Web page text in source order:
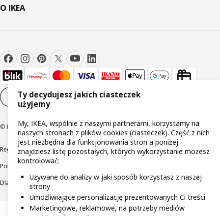
O IKEA
Ustawienia plików cookie PL
© Inter IKEA Systems B.V 1999-2026
RegulaminyPolityka prywatnościWycofane produkty
Polityka odpowiedzialnego ujawniania informacji
Dla akcjonariuszy IKEA Distribution
Ty decydujesz jakich ciasteczek
użyjemy
My, IKEA, wspólnie z naszymi partnerami, korzystamy na
naszych stronach z plików cookies (ciasteczek). Część z nich
jest niezbędna dla funkcjonowania stron a poniżej
znajdziesz listę pozostałych, których wykorzystanie możesz
kontrolować:
Używane do analizy w jaki sposób korzystasz z naszej
strony
Umożliwiające personalizację prezentowanych Ci treści
Marketingowe, reklamowe, na potrzeby mediów